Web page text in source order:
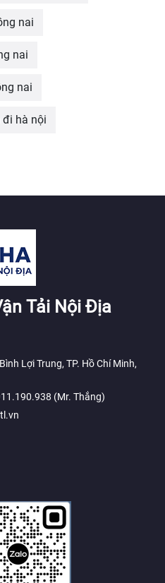
nai
nai
nai
hà nội
Tải Nội Địa
Lợi Trung, TP. Hồ Chí Minh,
(Mr. Thắng)